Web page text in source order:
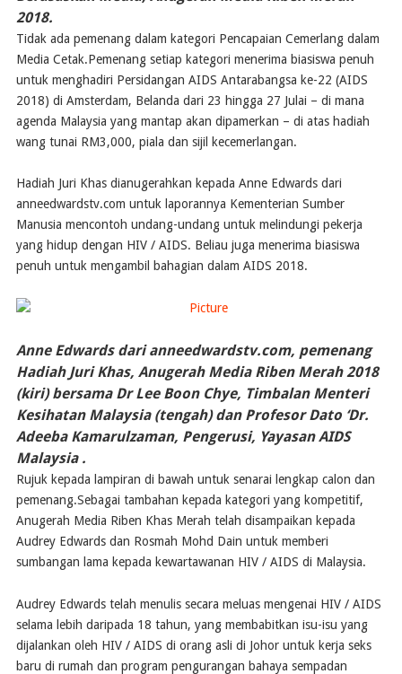
2018.
​Tidak ada pemenang dalam kategori Pencapaian Cemerlang dalam
Media Cetak.Pemenang setiap kategori menerima biasiswa penuh
untuk menghadiri Persidangan AIDS Antarabangsa ke-22 (AIDS
2018) di Amsterdam, Belanda dari 23 hingga 27 Julai – di mana
agenda Malaysia yang mantap akan dipamerkan – di atas hadiah
wang tunai RM3,000, piala dan sijil kecemerlangan.
Hadiah Juri Khas dianugerahkan kepada Anne Edwards dari
anneedwardstv.com untuk laporannya Kementerian Sumber
Manusia mencontoh undang-undang untuk melindungi pekerja
yang hidup dengan HIV / AIDS. Beliau juga menerima biasiswa
penuh untuk mengambil bahagian dalam AIDS 2018.
​Anne Edwards dari anneedwardstv.com, pemenang
Hadiah Juri Khas, Anugerah Media Riben Merah 2018
(kiri) bersama Dr Lee Boon Chye, Timbalan Menteri
Kesihatan Malaysia (tengah) dan Profesor Dato ‘Dr.
Adeeba Kamarulzaman, Pengerusi, Yayasan AIDS
Malaysia .
​​Rujuk kepada lampiran di bawah untuk senarai lengkap calon dan
pemenang.Sebagai tambahan kepada kategori yang kompetitif,
Anugerah Media Riben Khas Merah telah disampaikan kepada
Audrey Edwards dan Rosmah Mohd Dain untuk memberi
sumbangan lama kepada kewartawanan HIV / AIDS di Malaysia.
Audrey Edwards telah menulis secara meluas mengenai HIV / AIDS
selama lebih daripada 18 tahun, yang membabitkan isu-isu yang
dijalankan oleh HIV / AIDS di orang asli di Johor untuk kerja seks
baru di rumah dan program pengurangan bahaya sempadan